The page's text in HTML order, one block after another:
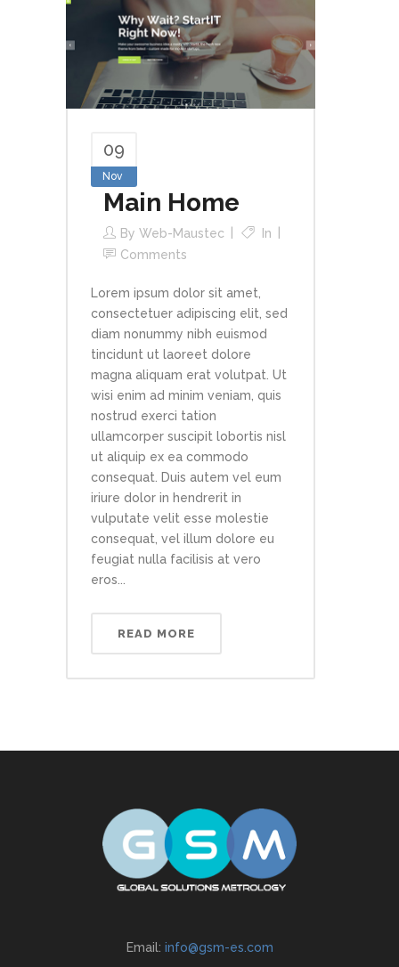
09
Nov
Main Home
By Web-Maustec
In
Comments
Lorem ipsum dolor sit amet,
consectetuer adipiscing elit, sed
diam nonummy nibh euismod
tincidunt ut laoreet dolore
magna aliquam erat volutpat. Ut
wisi enim ad minim veniam, quis
nostrud exerci tation
ullamcorper suscipit lobortis nisl
ut aliquip ex ea commodo
consequat. Duis autem vel eum
iriure dolor in hendrerit in
vulputate velit esse molestie
consequat, vel illum dolore eu
feugiat nulla facilisis at vero
eros...
READ MORE
Email: info@gsm-es.com